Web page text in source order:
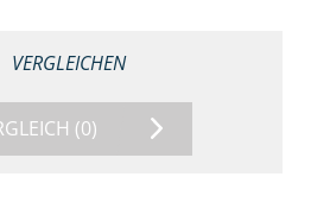
VERGLEICHEN
(0)